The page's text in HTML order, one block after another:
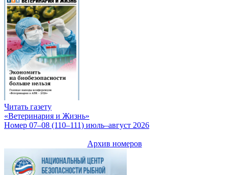
Читать газету
«Ветеринария и Жизнь»
Номер 07–08 (110–111) июль–август 2026
Архив номеров